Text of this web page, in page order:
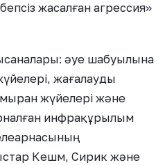
жасалған агрессия»
әуе шабуылына
жағалауды
жүйелері және
инфрақұрылым
Кешм, Сирик және